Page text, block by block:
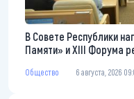
В Совете Республики
Памяти» и XIII Форума
Общество 6 августа, 2026